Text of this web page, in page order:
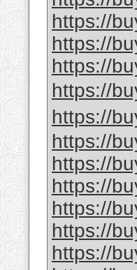
https://
https://
https://
https://
https://
https://
https://
https://
https://
https://
https://